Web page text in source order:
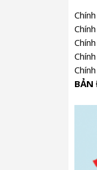
BẢN